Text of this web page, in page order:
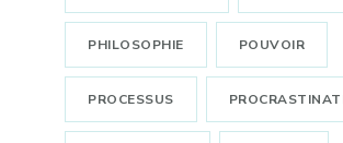
PHILOSOPHIE POUVOIR
PROCESSUS